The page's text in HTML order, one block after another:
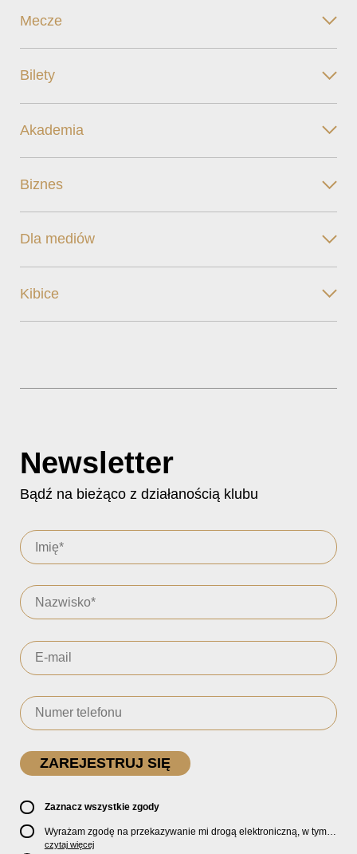
Mecze
Bilety
Akademia
Biznes
Dla mediów
Kibice
Newsletter
Bądź na bieżąco z działanością klubu
Zaznacz wszystkie zgody
Wyrażam zgodę na przekazywanie mi drogą elektroniczną, w tym
pocztą e-mail, oficjalnego newslettera oraz informacji o zniżkach,
czytaj więcej